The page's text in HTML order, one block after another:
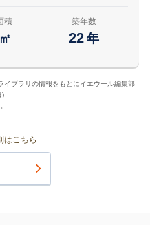
積
㎡
築年数
22 年
イブラリの情報をもとにイエウール編集部
)
はこちら